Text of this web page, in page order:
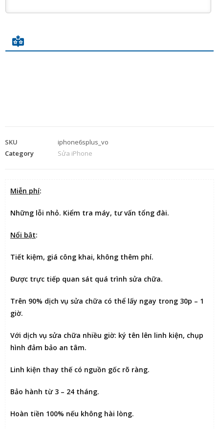
SKU
iphone6splus_vo
Category
Sửa iPhone
Miễn phí:
Những lỗi nhỏ. Kiểm tra máy, tư vấn tổng đài.
Nổi bật:
Tiết kiệm, giá công khai, không thêm phí.
Được trực tiếp quan sát quá trình sửa chữa.
Trên 90% dịch vụ sửa chữa có thể lấy ngay trong 30p – 1
giờ.
Với dịch vụ sửa chữa nhiều giờ: ký tên lên linh kiện, chụp
hình đảm bảo an tâm.
Linh kiện thay thế có nguồn gốc rõ ràng.
Bảo hành từ 3 – 24 tháng.
Hoàn tiền 100% nếu không hài lòng.